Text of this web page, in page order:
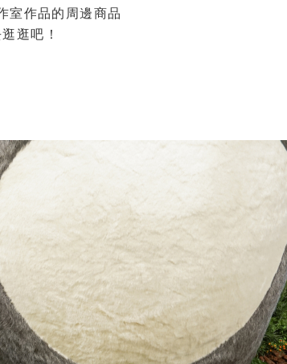
室作品的周邊商品
逛吧！